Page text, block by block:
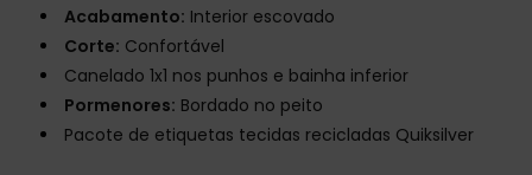
Acabamento: Interior escovado
Corte: Confortável
Canelado 1x1 nos punhos e bainha inferior
Pormenores: Bordado no peito
Pacote de etiquetas tecidas recicladas Quiksilver